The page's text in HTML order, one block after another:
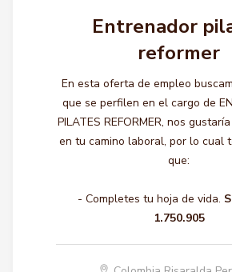
Entrenador
reformer
En esta oferta de empleo
que se perfilen en el cargo de
PILATES REFORMER, nos
en tu camino laboral, por lo cual
que:
- Completes tu hoja de vida.
1.750.905